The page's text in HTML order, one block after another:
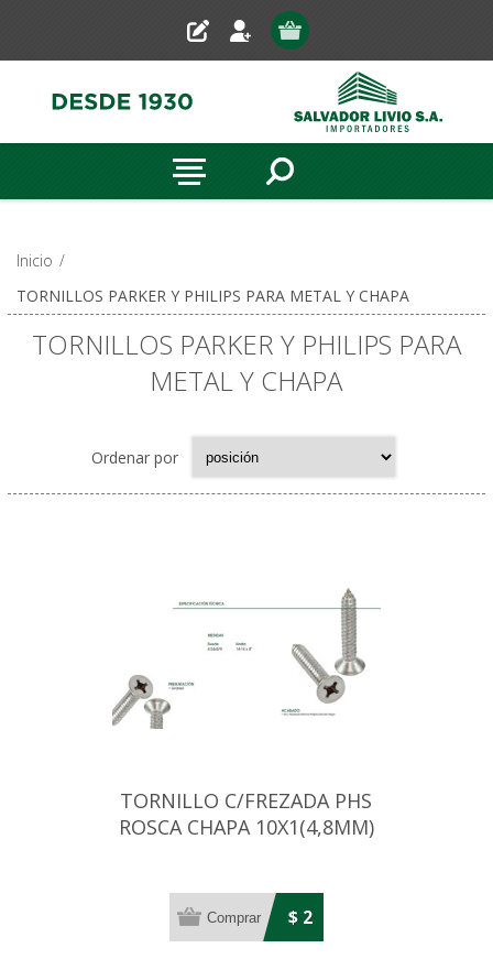
Inicio /
TORNILLOS PARKER Y PHILIPS PARA METAL Y CHAPA
TORNILLOS PARKER Y PHILIPS PARA
METAL Y CHAPA
Ordenar por
TORNILLO C/FREZADA PHS
ROSCA CHAPA 10X1(4,8MM)
$ 2